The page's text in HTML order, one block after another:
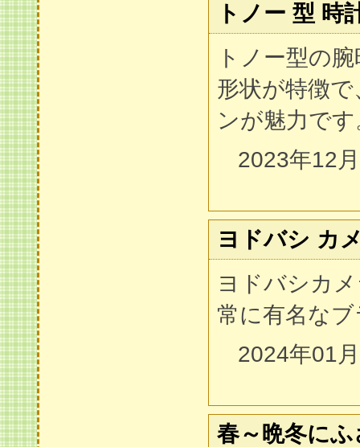
トノー 型 時
トノー型の
形状が特徴
ンが魅力です
2023年12
ヨドバシ カ
ヨドバシカ
常に有名な
2024年01
春～晩冬に